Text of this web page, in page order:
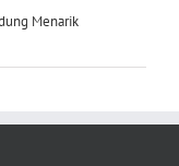
Menarik